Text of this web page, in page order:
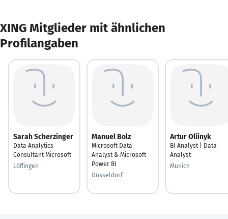
XING Mitglieder mit ähnlichen
Profilangaben
Sarah Scherzinger
Data Analytics
Consultant Microsoft
Löffingen
Manuel Bolz
Microsoft Data
Analyst & Microsoft
Power BI
Düsseldorf
Artur Oliinyk
BI Analyst | Data
Analyst
Munich